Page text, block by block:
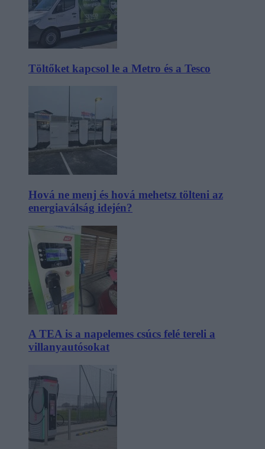
Töltőket kapcsol le a Metro és a Tesco
Hová ne menj és hová mehetsz tölteni az
energiaválság idején?
A TEA is a napelemes csúcs felé tereli a
villanyautósokat